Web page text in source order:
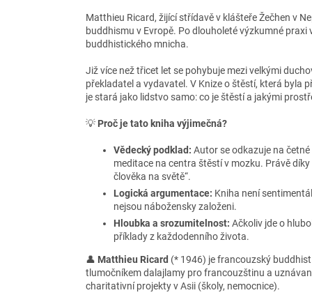
Matthieu Ricard, žijící střídavě v klášteře Žečhen v
buddhismu v Evropě. Po dlouholeté výzkumné
buddhistického mnicha.
Již více než třicet let se pohybuje mezi velkými
překladatel a vydavatel. V Knize o štěstí, která byla
je stará jako lidstvo samo: co je štěstí a jakými
💡 Proč je tato kniha výjimečná?
Vědecký podklad: Autor se odkazuje na
meditace na centra štěstí v mozku. Právě
člověka na světě“.
Logická argumentace: Kniha není
nejsou nábožensky založeni.
Hloubka a srozumitelnost: Ačkoliv jde o
příklady z každodenního života.
👤 Matthieu Ricard (* 1946) je francouzský
tlumočníkem dalajlamy pro francouzštinu a
charitativní projekty v Asii (školy, nemocnice).